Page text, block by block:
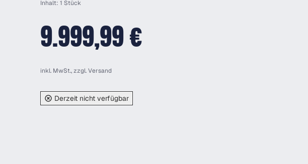
Inhalt: 1 Stück
9.999,99 €
inkl. MwSt., zzgl.Versand
Derzeit nicht verfügbar